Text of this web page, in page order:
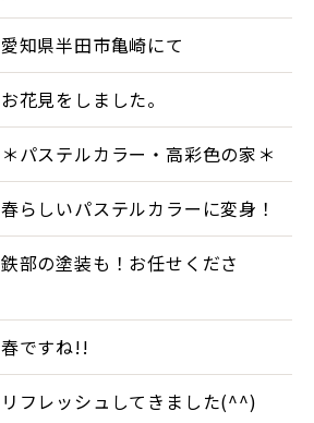
愛知県半田市亀崎にて
お花見をしました。
＊パステルカラー・高彩色の家＊
春らしいパステルカラーに変身！
鉄部の塗装も！お任せくださ
春ですね!!
リフレッシュしてきました(^^)